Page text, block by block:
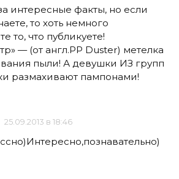
интересные факты, но если
то хоть немного
то, что публикуете!
— (от англ.PP Duster) метелка
пыли! А девушки ИЗ групп
размахивают пампонами!
25.09.2013 в 18:46